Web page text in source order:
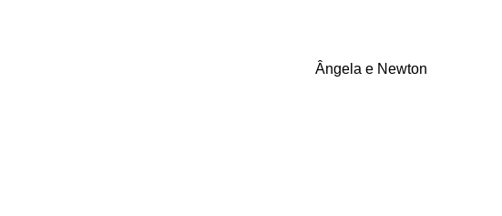
Ângela e Newton